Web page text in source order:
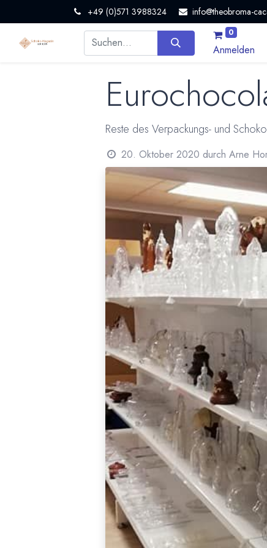
+49 (0)571 3988324 info@theobroma-
0
Anmelden
Reste des Verpackungs- und
20. Oktober 2020 durch Arne